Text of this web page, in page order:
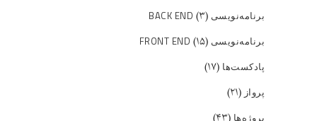
برنامه‌نویسی BACK END (۳)
برنامه‌نویسی FRONT END (۱۵)
پادکست‌ها (۱۷)
پرواز (۲۱)
پروژه‌ها